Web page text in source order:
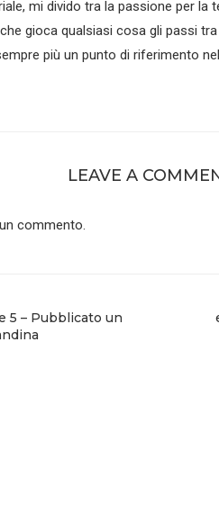
mi divido tra la passione per la
gioca qualsiasi cosa gli passi
più un punto di riferimento
LEAVE A
commento.
5 – Pubblicato un